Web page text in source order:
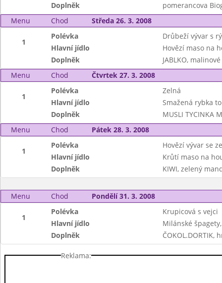
Doplněk
pomerancova
Menu
Chod Středa 26. 3. 2008
1
Polévka
Drůbeží vývar s
Hlavní jídlo
Hovězí maso na
Doplněk
JABLKO,
Menu
Chod Čtvrtek 27. 3. 2008
1
Polévka
Zelná
Hlavní jídlo
Smažená rybka
Doplněk
MUSLI TYCINKA
Menu
Chod Pátek 28. 3. 2008
1
Polévka
Hovězí vývar se
Hlavní jídlo
Krůtí maso na
Doplněk
KIWI, zelený
Menu Chod Pondělí 31. 3. 2008
1
Polévka
Krupicová s vejci
Hlavní jídlo
Milánské
Doplněk
ČOKOL.DORTIK,
Reklama: